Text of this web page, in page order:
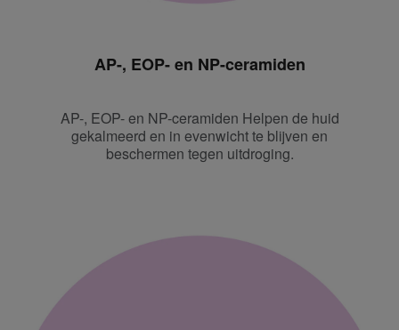
AP-, EOP- en NP-ceramiden
AP-, EOP- en NP-ceramiden Helpen de huid
gekalmeerd en in evenwicht te blijven en
beschermen tegen uitdroging.